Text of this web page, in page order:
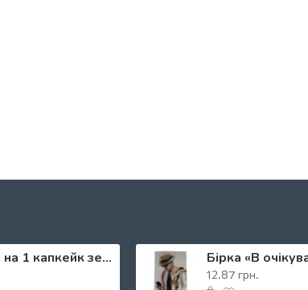
Коробка на 1 капкейк зелена з віконцем, 110*90*90
12.87 грн.